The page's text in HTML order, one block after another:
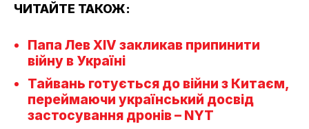
ЧИТАЙТЕ ТАКОЖ:
Папа Лев XIV закликав припинити
війну в Україні
Тайвань готується до війни з Китаєм,
переймаючи український досвід
застосування дронів – NYT